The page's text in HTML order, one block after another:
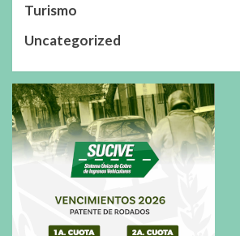
Turismo
Uncategorized